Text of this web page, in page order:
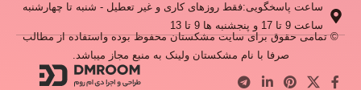
ساعت پاسخگویی:فقط روزهای کاری و غیر تعطیل - شنبه تا چهارشنبه
ساعت 9 تا 17 و پنجشنبه ها 9 تا 13
© تمامی حقوق برای سایت مشکستان محفوظ بوده واستفاده از مطالب
صرفا با نام مشکستان ولینک به منبع مجاز میباشد.